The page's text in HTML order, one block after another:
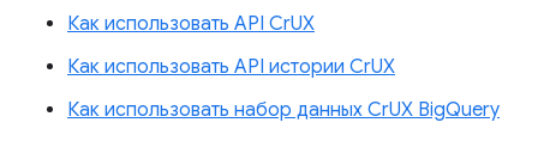
Как использовать API CrUX
Как использовать API истории CrUX
Как использовать набор данных CrUX BigQuery